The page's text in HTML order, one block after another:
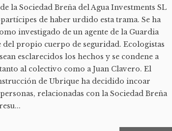
la Sociedad Breña del Agua Investments SL
de haber urdido esta trama. Se ha
investigado de un agente de la Guardia
propio cuerpo de seguridad. Ecologistas
esclarecidos los hechos y se condene a
al colectivo como a Juan Clavero. El
de Ubrique ha decidido incoar
relacionadas con la Sociedad Breña